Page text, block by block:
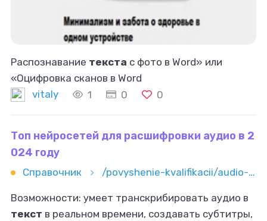
Распознавание текста с фото в Word» или
«Оцифровка сканов в Word
vitaly
1 0 0
Топ нейросетей для расшифровки аудио в 2
024 году
Справочник /povyshenie-kvalifikacii/audio-i-video/top-neyrosetey-dlya-rasshifrovki-audio-v-2024-godu
Возможности: умеет транскрибировать аудио в
текст в реальном времени, создавать субтитры,